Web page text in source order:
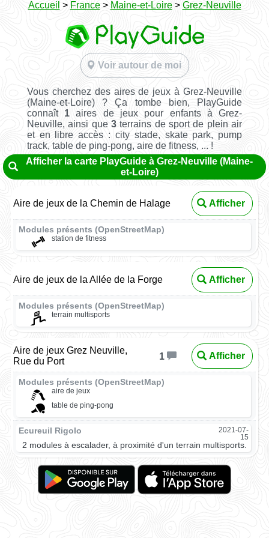
Accueil > France> Maine-et-Loire> Grez-Neuville
Voir autour de moi
Vous cherchez des aires de jeux à Grez-Neuville
(Maine-et-Loire) ? Ça tombe bien, PlayGuide
connaît 1 aires de jeux pour enfants à Grez-
Neuville, ainsi que 3terrains de sport de plein air
et en libre accès : city stade, skate park, pump
track, table de ping-pong, aire de fitness, ... !
Afficher la carte PlayGuide à Grez-Neuville (Maine-
et-Loire)
Aire de jeux de la Chemin de Halage Afficher
Modules présents (OpenStreetMap)
station de fitness
Aire de jeux de la Allée de la Forge Afficher
Modules présents (OpenStreetMap)
terrain multisports
Aire de jeux Grez Neuville,
Rue du Port
1 Afficher
Modules présents (OpenStreetMap)
aire de jeux
table de ping-pong
Ecureuil Rigolo
2021-07-
15
2 modules à escalader, à proximité d'un terrain multisports.